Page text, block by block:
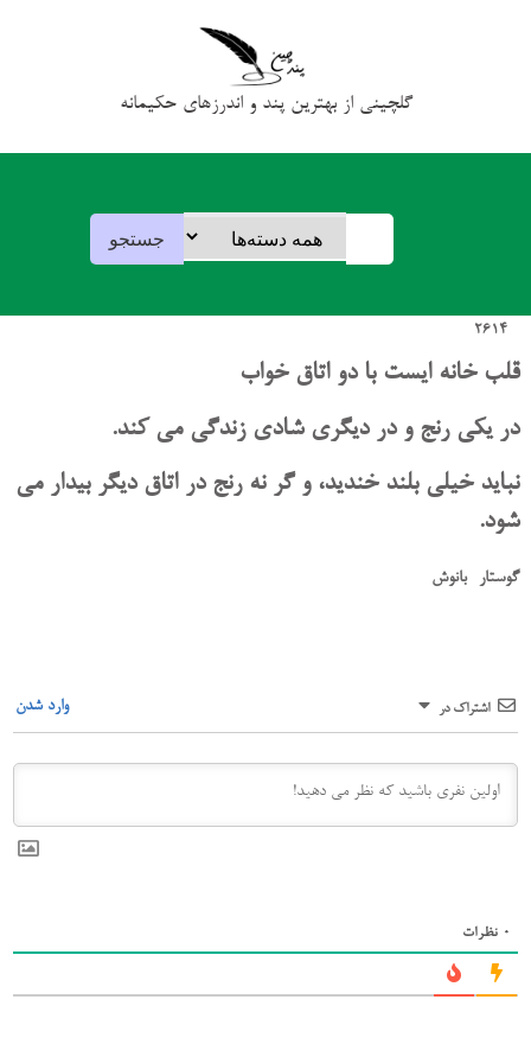
گلچینی از بهترین پند و اندرزهای حکیمانه
2614
قلب خانه ایست با دو اتاق خواب
در یکی رنج و در دیگری شادی زندگی می کند.
نباید خیلی بلند خندید، و گر نه رنج در اتاق دیگر بیدار می
شود.
گوستار- بانوش
اشتراک در وارد شدن
0 نظرات